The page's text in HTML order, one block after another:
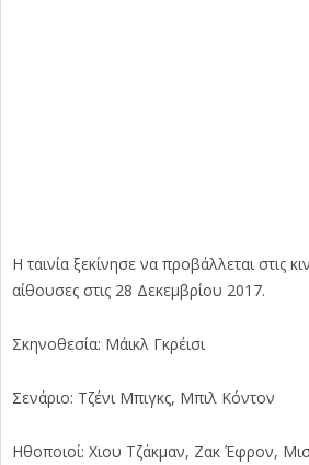
Η ταινία ξεκίνησε να προβάλλεται στις
αίθουσες στις 28 Δεκεμβρίου 2017.
Σκηνοθεσία: Μάικλ Γκρέισι
Σενάριο: Τζένι Μπιγκς, Μπιλ Κόντον
Ηθοποιοί: Χιου Τζάκμαν, Ζακ Έφρον,